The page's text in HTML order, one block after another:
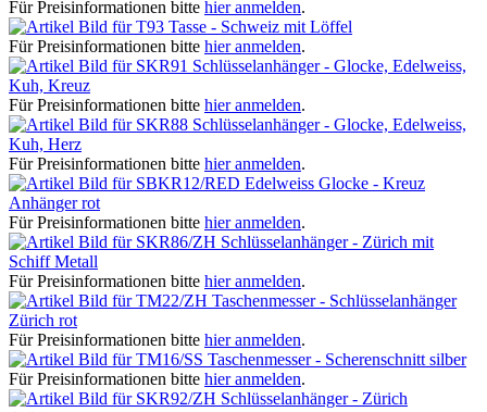
Für Preisinformationen bitte hier anmelden.
Tasse - Schweiz mit Löffel
Für Preisinformationen bitte hier anmelden.
Schlüsselanhänger - Glocke, Edelweiss,
Kuh, Kreuz
Für Preisinformationen bitte hier anmelden.
Schlüsselanhänger - Glocke, Edelweiss,
Kuh, Herz
Für Preisinformationen bitte hier anmelden.
Edelweiss Glocke - Kreuz
Anhänger rot
Für Preisinformationen bitte hier anmelden.
Schlüsselanhänger - Zürich mit
Schiff Metall
Für Preisinformationen bitte hier anmelden.
Taschenmesser - Schlüsselanhänger
Zürich rot
Für Preisinformationen bitte hier anmelden.
Taschenmesser - Scherenschnitt silber
Für Preisinformationen bitte hier anmelden.
Schlüsselanhänger - Zürich